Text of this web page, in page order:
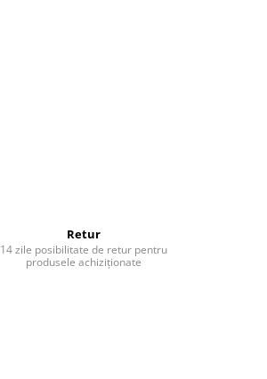
Retur
14 zile posibilitate de retur pentru
produsele achiziționate